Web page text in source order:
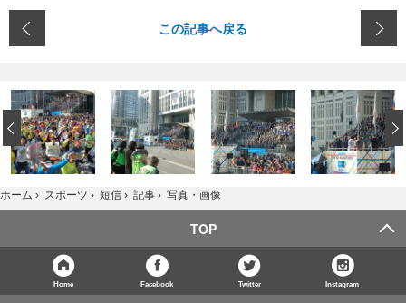
この記事へ戻る
‹
ホーム › スポーツ › 短信 › 記事 › 写真・画像
TOP
Home Facebook Twitter Instagram